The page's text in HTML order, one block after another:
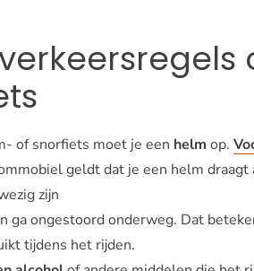
of snorfiets moet je een helm op.
geldt dat je een helm
zijn
ga ongestoord onderweg. Dat
tijdens het rijden.